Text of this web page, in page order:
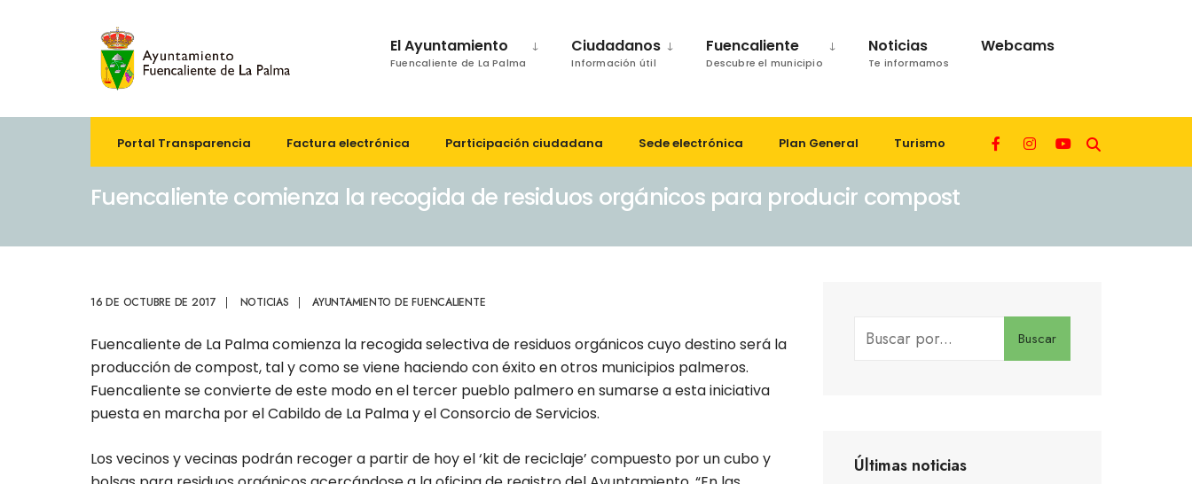
El Ayuntamiento
Fuencaliente de La Palma
Ciudadanos
Información útil
Fuencaliente
Descubre el municipio
Noticias
Te informamos
Webcams
Portal Transparencia Factura electrónica Participación ciudadana Sede electrónica Plan General Turismo
Fuencaliente comienza la recogida de residuos orgánicos para producir compost
16 DE OCTUBRE DE 2017 | NOTICIAS | AYUNTAMIENTO DE FUENCALIENTE
Fuencaliente de La Palma comienza la recogida selectiva de residuos orgánicos cuyo destino será la
producción de compost, tal y como se viene haciendo con éxito en otros municipios palmeros.
Fuencaliente se convierte de este modo en el tercer pueblo palmero en sumarse a esta iniciativa
puesta en marcha por el Cabildo de La Palma y el Consorcio de Servicios.
Los vecinos y vecinas podrán recoger a partir de hoy el ‘kit de reciclaje’ compuesto por un cubo y
Buscar
Últimas noticias